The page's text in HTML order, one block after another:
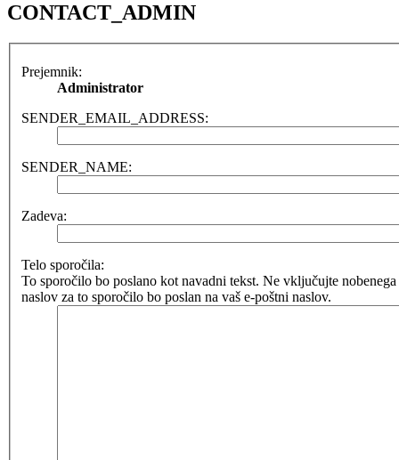
CONTACT_ADMIN
Prejemnik:
Administrator
SENDER_EMAIL_ADDRESS:
SENDER_NAME:
Zadeva:
Telo sporočila:
To sporočilo bo poslano kot navadni tekst. Ne vključujte
naslov za to sporočilo bo poslan na vaš e-poštni naslov.